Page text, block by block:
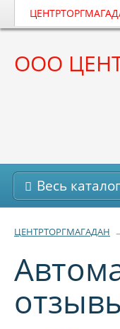
ООО
Весь каталог
ЦЕНТРТОРГМАГАДАН